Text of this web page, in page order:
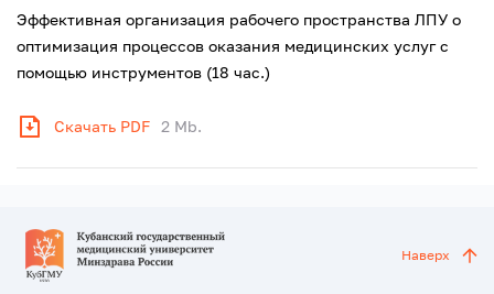
Эффективная организация рабочего пространства ЛПУ о
оптимизация процессов оказания медицинских услуг с
помощью инструментов (18 час.)
Скачать PDF 2 Mb.
Наверх